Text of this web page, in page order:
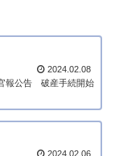
2024.02.08
報公告
破産手続開始
2024.02.06